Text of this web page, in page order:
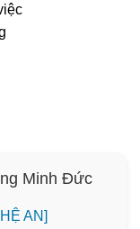
Minh Đức
AN]